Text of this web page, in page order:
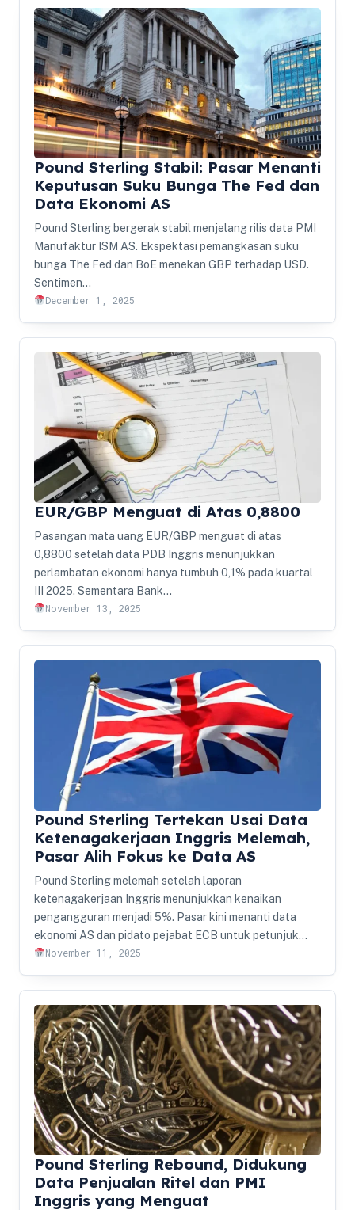
Pound Sterling Stabil: Pasar Menanti
Keputusan Suku Bunga The Fed dan
Data Ekonomi AS
Pound Sterling bergerak stabil menjelang rilis data PMI
Manufaktur ISM AS. Ekspektasi pemangkasan suku
bunga The Fed dan BoE menekan GBP terhadap USD.
Sentimen…
December 1, 2025
EUR/GBP Menguat di Atas 0,8800
Pasangan mata uang EUR/GBP menguat di atas
0,8800 setelah data PDB Inggris menunjukkan
perlambatan ekonomi hanya tumbuh 0,1% pada kuartal
III 2025. Sementara Bank…
November 13, 2025
Pound Sterling Tertekan Usai Data
Ketenagakerjaan Inggris Melemah,
Pasar Alih Fokus ke Data AS
Pound Sterling melemah setelah laporan
ketenagakerjaan Inggris menunjukkan kenaikan
pengangguran menjadi 5%. Pasar kini menanti data
ekonomi AS dan pidato pejabat ECB untuk petunjuk…
November 11, 2025
Pound Sterling Rebound, Didukung
Data Penjualan Ritel dan PMI
Inggris yang Menguat